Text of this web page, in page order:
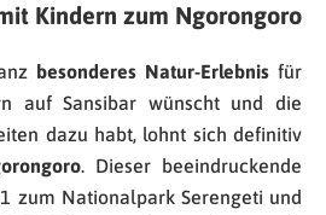
Kindern zum Ngorongoro
besonderes Natur-Erlebnisfür
auf Sansibar wünscht und die
dazu habt, lohnt sich definitiv
. Dieser beeindruckende
zum Nationalpark Serengeti und